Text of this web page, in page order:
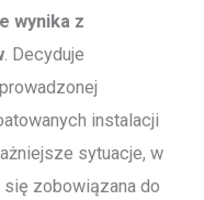
wynika z
. Decyduje
instalacji
sytuacje, w
się zobowiązana do